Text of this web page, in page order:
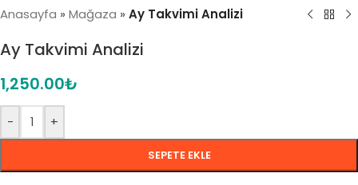
Anasayfa » Mağaza » Ay Takvimi Analizi
Ay Takvimi Analizi
1,250.00₺
- +
SEPETE EKLE